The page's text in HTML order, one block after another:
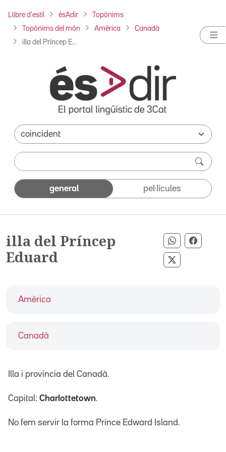
Llibre d'estil ésAdir Topònims
Topònims del món Amèrica Canadà
illa del Príncep E...
general pel·lícules
illa del Príncep
Eduard
Compartir
Compartir
Amèrica
Canadà
Illa i província del Canadà.
Capital: Charlottetown.
No fem servir la forma Prince Edward Island.